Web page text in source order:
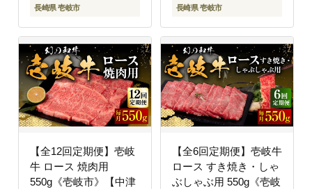
長崎県 壱岐市 長崎県 壱岐市
【全12回定期便】壱岐
牛 ロース 焼肉用
550g《壱岐市》【中津
【全6回定期便】壱岐牛
ロース すき焼き・しゃ
ぶしゃぶ用 550g《壱岐